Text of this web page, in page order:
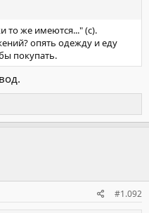
то же имеются..." (с).
опять одежду и еду
покупать.
#1.092